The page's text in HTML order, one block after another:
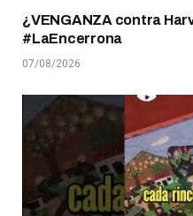
¿VENGANZA contra
#LaEncerrona
07/08/2026